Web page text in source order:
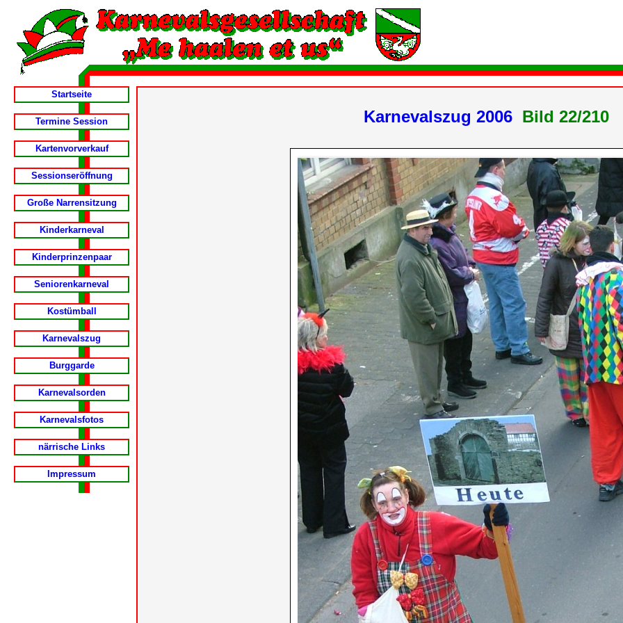
Startseite
Termine Session
Kartenvorverkauf
Sessionseröffnung
Große Narrensitzung
Kinderkarneval
Kinderprinzenpaar
Seniorenkarneval
Kostümball
Karnevalszug
Burggarde
Karnevalsorden
Karnevalsfotos
närrische Links
Impressum
Karnevalszug 2006 Bild 22/